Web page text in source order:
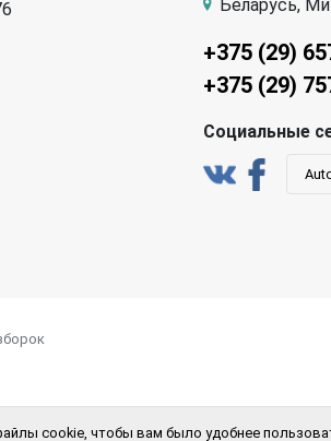
Беларусь,
+375 (29)
+375 (29)
Социальные
cookie, чтобы вам было удобнее